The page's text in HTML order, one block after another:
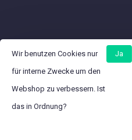
Wir benutzen Cookies nur
für interne Zwecke um den
Webshop zu verbessern. Ist
das in Ordnung?
Ja